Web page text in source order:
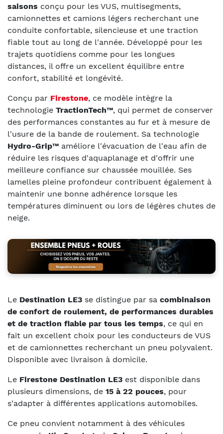
saisons conçu pour les VUS, multisegments,
camionnettes et camions légers recherchant une
conduite confortable, silencieuse et une traction
fiable tout au long de l'année. Développé pour les
trajets quotidiens comme pour les longues
distances, il offre un excellent équilibre entre
confort, stabilité et longévité.
Conçu par Firestone, ce modèle intègre la
technologie TractionTech™, qui permet de conserver
des performances constantes au fur et à mesure de
l'usure de la bande de roulement. Sa technologie
Hydro-Grip™ améliore l'évacuation de l'eau afin de
réduire les risques d'aquaplanage et d'offrir une
meilleure confiance sur chaussée mouillée. Ses
lamelles pleine profondeur contribuent également à
maintenir une bonne adhérence lorsque les
températures diminuent ou lors de légères chutes de
neige.
Le Destination LE3 se distingue par sa combinaison
de confort de roulement, de performances durables
et de traction fiable par tous les temps, ce qui en
fait un excellent choix pour les conducteurs de VUS
et de camionnettes recherchant un pneu polyvalent.
Disponible avec livraison à domicile.
Le Firestone Destination LE3 est disponible dans
plusieurs dimensions, de 15 à 22 pouces, pour
s'adapter à différentes applications automobiles.
Ce pneu convient notamment à des véhicules